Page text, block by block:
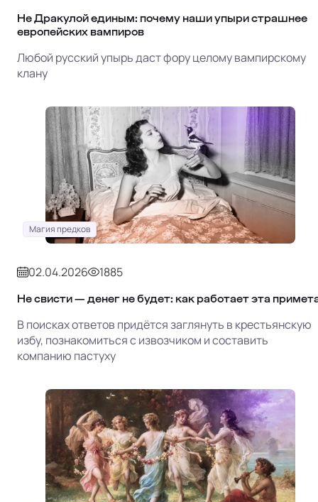
Не Дракулой единым: почему наши упыри страшнее
европейских вампиров
Любой русский упырь даст фору целому вампирскому
клану
Магия предков
02.04.2026 1885
Не свисти — денег не будет: как работает эта
В поисках ответов придётся заглянуть в крестьянскую
избу, познакомиться с извозчиком и составить
компанию пастуху